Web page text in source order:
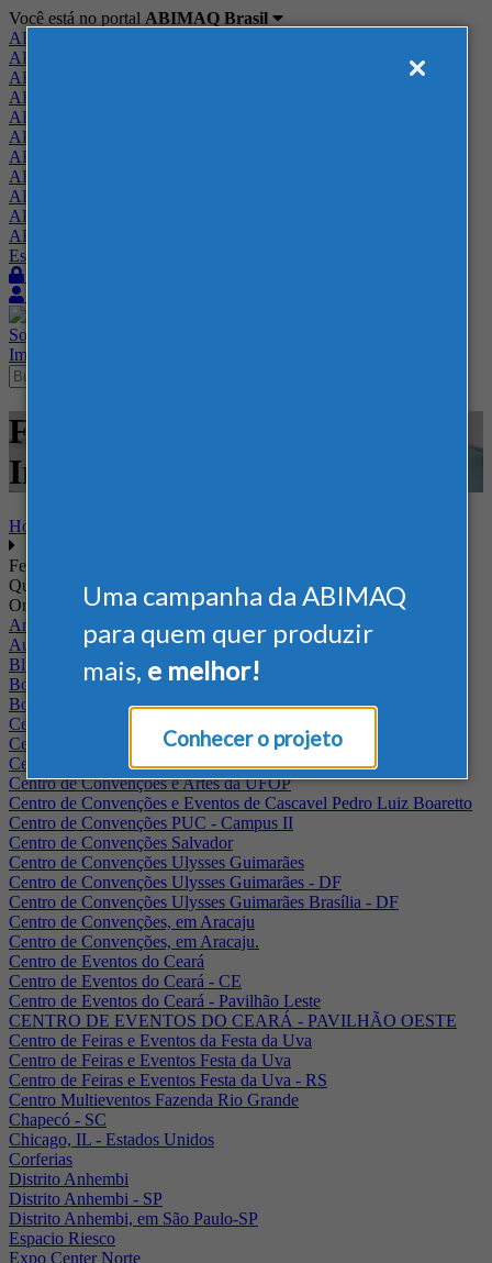
Uma campanha da ABIMAQ
para quem quer produzir
mais, e melhor!
Conhecer o projeto
Você está no portal ABIMAQ Brasil
ABIMAQ Brasil
ABIMAQ Minas Gerais
ABIMAQ Norte-Nordeste
ABIMAQ Paraná
ABIMAQ Piracicaba
ABIMAQ Ribeirão Preto
ABIMAQ Rio de Janeiro
ABIMAQ Rio Grande do Sul
ABIMAQ Santa Catarina
ABIMAQ São Paulo
ABIMAQ Vale do Paraíba
Escritório de Relações Governamentais
Sobre
Imprensa
Feiras - BolognaFiere - Feira
Internacional - Embalagem
Home
Feiras
Quando
Onde
Arena Jaguariuna
Auditório Albano Franco - FIEPA
Blumenau - SC
BolognaFiere
Boulevard Olimpico - RJ
Centro Internacional de Convenções do Brasil, em Brasília
Centro de Convenções - SE
Centro de Convenções de Pernambuco - PE
Centro de Convenções e Artes da UFOP
Centro de Convenções e Eventos de Cascavel Pedro Luiz Boaretto
Centro de Convenções PUC - Campus II
Centro de Convenções Salvador
Centro de Convenções Ulysses Guimarães
Centro de Convenções Ulysses Guimarães - DF
Centro de Convenções Ulysses Guimarães Brasília - DF
Centro de Convenções, em Aracaju
Centro de Convenções, em Aracaju.
Centro de Eventos do Ceará
Centro de Eventos do Ceará - CE
Centro de Eventos do Ceará - Pavilhão Leste
CENTRO DE EVENTOS DO CEARÁ - PAVILHÃO OESTE
Centro de Feiras e Eventos da Festa da Uva
Centro de Feiras e Eventos Festa da Uva
Centro de Feiras e Eventos Festa da Uva - RS
Centro Multieventos Fazenda Rio Grande
Chapecó - SC
Chicago, IL - Estados Unidos
Corferias
Distrito Anhembi
Distrito Anhembi - SP
Distrito Anhembi, em São Paulo-SP
Espacio Riesco
Expo Center Norte